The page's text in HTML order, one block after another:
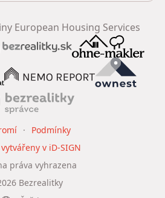
European Housing Services
Bezrealitky
práva vyhrazena
Podmínky
v iD-SIGN